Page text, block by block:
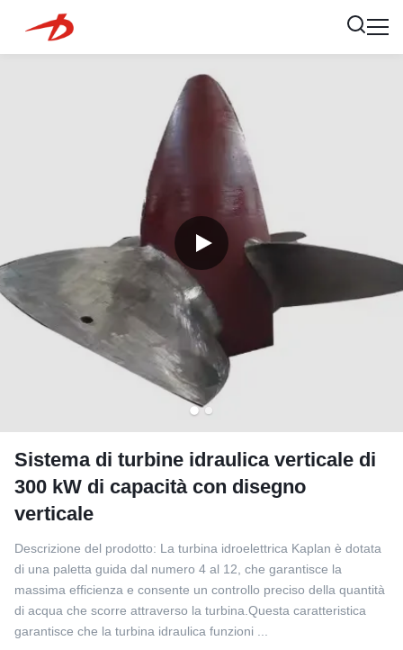
Sistema di turbine idraulica verticale di
300 kW di capacità con disegno
verticale
Descrizione del prodotto: La turbina idroelettrica Kaplan è dotata
di una paletta guida dal numero 4 al 12, che garantisce la
massima efficienza e consente un controllo preciso della quantità
di acqua che scorre attraverso la turbina.Questa caratteristica
garantisce che la turbina idraulica funzioni ...